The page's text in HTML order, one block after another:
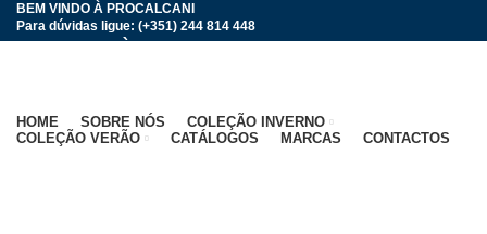
BEM VINDO À PROCALCANI
Para dúvidas ligue: (+351) 244 814 448
HOME SOBRE NÓS
COLEÇÃO INVERNO
COLEÇÃO VERÃO
CATÁLOGOS MARCAS CONTACTOS